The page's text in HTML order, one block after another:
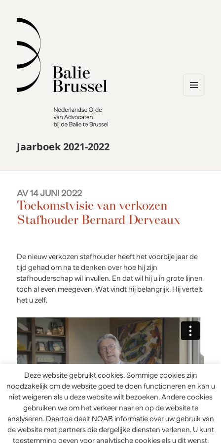
Jaarboek 2021-2022
AV 14 JUNI 2022
Toekomstvisie van verkozen
Stafhouder Bernard Derveaux
De nieuw verkozen stafhouder heeft het voorbije jaar de
tijd gehad om na te denken over hoe hij zijn
stafhouderschap wil invullen. En dat wil hij u in grote lijnen
toch al even meegeven. Wat vindt hij belangrijk. Hij vertelt
het u zelf.
Deze website gebruikt cookies. Sommige cookies zijn
noodzakelijk om de website goed te doen functioneren en kan u
niet weigeren als u deze website wilt bezoeken. Andere cookies
gebruiken we om het verkeer naar en op de website te
analyseren. Daartoe deelt NOAB informatie over uw gebruik van
de website met partners die dergelijke diensten verlenen. U kunt
toestemming geven voor analytische cookies als u dit wenst.